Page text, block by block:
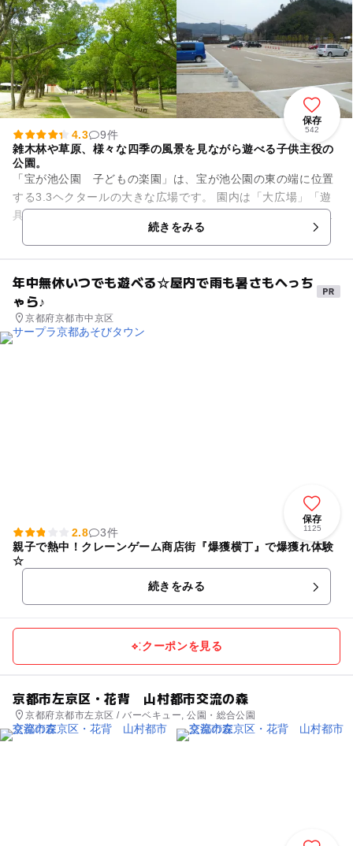
保存
542
4.3
9件
雑木林や草原、様々な四季の風景を見ながら遊べる子供主役の
公園。
「宝が池公園 子どもの楽園」は、宝が池公園の東の端に位置
する3.3ヘクタールの大きな広場です。 園内は「大広場」「遊
具」「プレイパーク」の大きく３つのゾーンに分かれており、
続きをみる
年中無休いつでも遊べる☆屋内で雨も暑さもへっち
ゃら♪
京都府京都市中京区
保存
1125
2.8
3件
親子で熱中！クレーンゲーム商店街『爆獲横丁』で爆獲れ体験
☆
続きをみる
クーポンを見る
京都市左京区・花背 山村都市交流の森
京都府京都市左京区 / バーベキュー, 公園・総合公園